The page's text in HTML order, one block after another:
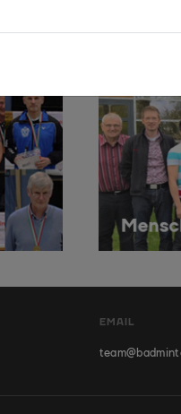
EMAIL